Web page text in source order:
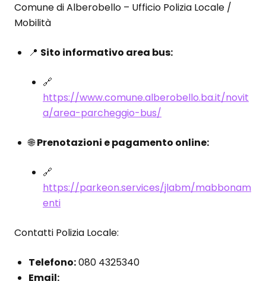
Comune di Alberobello – Ufficio Polizia Locale /
Mobilità
📍 Sito informativo area bus:
🔗
https://www.comune.alberobello.ba.it/novit
a/area-parcheggio-bus/
🌐Prenotazioni e pagamento online:
🔗
https://parkeon.services/jlabm/mabbonam
enti
Contatti Polizia Locale:
Telefono:080 4325340
Email: